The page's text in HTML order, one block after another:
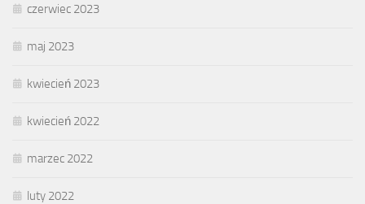
czerwiec 2023
maj 2023
kwiecień 2023
kwiecień 2022
marzec 2022
luty 2022